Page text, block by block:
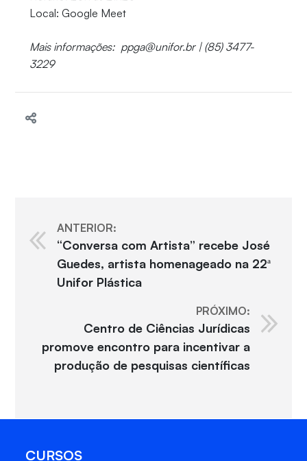
Local: Google Meet
Mais informações: ppga@unifor.br | (85) 3477-
3229
ANTERIOR:
“Conversa com Artista” recebe José
Guedes, artista homenageado na 22ª
Unifor Plástica
PRÓXIMO:
Centro de Ciências Jurídicas
promove encontro para incentivar a
produção de pesquisas científicas
CURSOS